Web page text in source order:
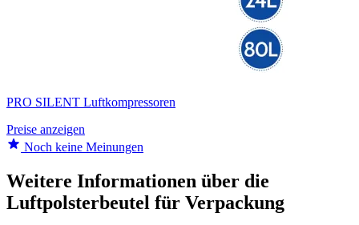
PRO SILENT Luftkompressoren
Preise anzeigen
Noch keine Meinungen
Weitere Informationen über die
Luftpolsterbeutel für Verpackung